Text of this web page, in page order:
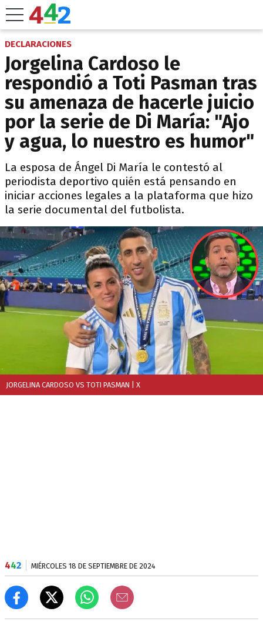
DECLARACIONES
Jorgelina Cardoso le
respondió a Toti Pasman tras
su amenaza de hacerle juicio
por la serie de Di María: "Ajo
y agua, lo nuestro es humor"
La esposa de Ángel Di María le contestó al
periodista deportivo quién está pensando en
iniciar acciones legales a la plataforma que hizo
la serie documental del futbolista.
JORGELINA CARDOSO VS TOTI PASMAN | X
442 MIÉRCOLES 18 DE SEPTIEMBRE DE 2024